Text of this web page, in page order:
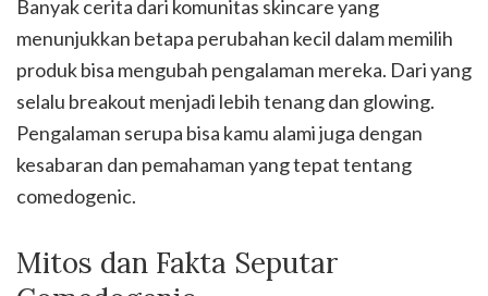
Banyak cerita dari komunitas skincare yang
menunjukkan betapa perubahan kecil dalam memilih
produk bisa mengubah pengalaman mereka. Dari yang
selalu breakout menjadi lebih tenang dan glowing.
Pengalaman serupa bisa kamu alami juga dengan
kesabaran dan pemahaman yang tepat tentang
comedogenic.
Mitos dan Fakta Seputar